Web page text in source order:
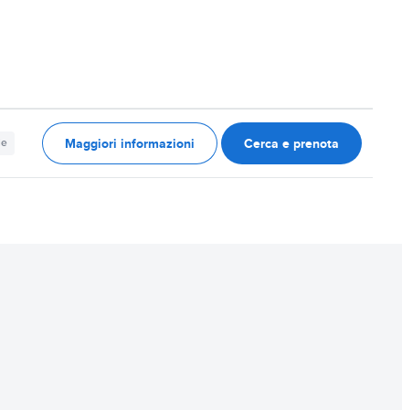
Maggiori informazioni Cerca e prenota